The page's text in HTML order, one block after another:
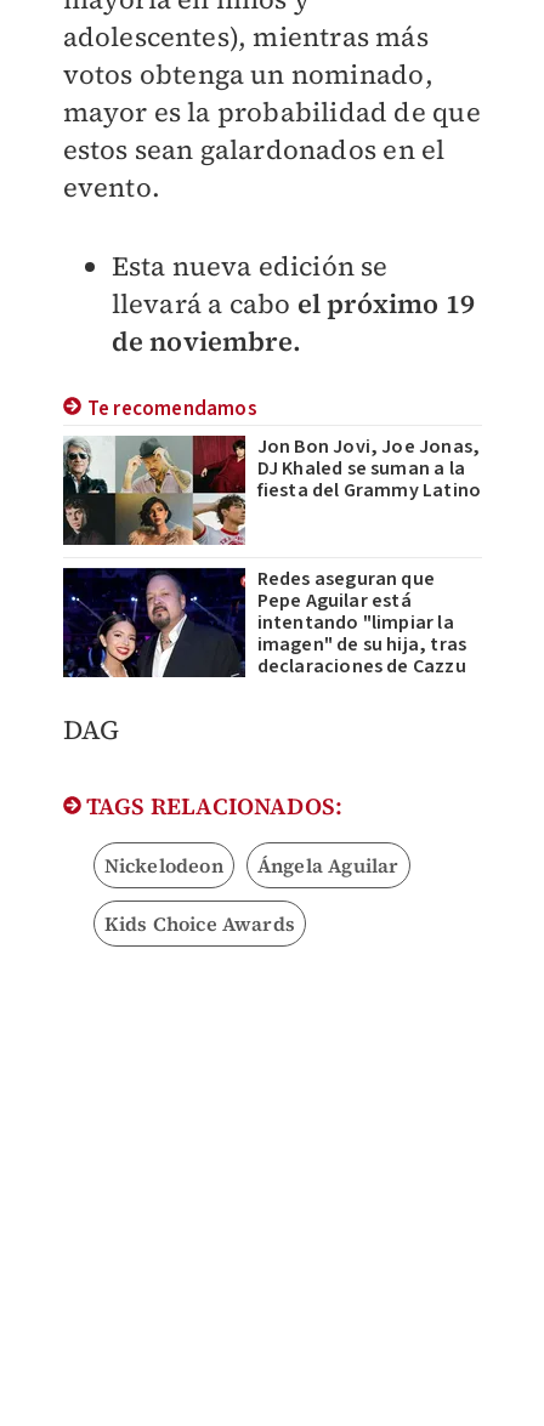
adolescentes), mientras más
votos obtenga un nominado,
mayor es la probabilidad de que
estos sean galardonados en el
evento.
Esta nueva edición se
llevará a cabo el próximo 19
de noviembre.
Te recomendamos
Jon Bon Jovi, Joe Jonas,
DJ Khaled se suman a la
fiesta del Grammy Latino
Redes aseguran que
Pepe Aguilar está
intentando "limpiar la
imagen" de su hija, tras
declaraciones de Cazzu
DAG
TAGS RELACIONADOS:
Nickelodeon Ángela Aguilar
Kids Choice Awards